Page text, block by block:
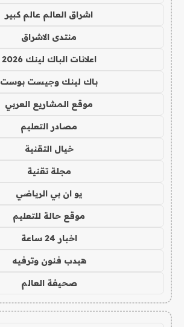
اشراق العالم عالم كبير
منتدى الاشراق
اعلانات الباك لينك 2026
باك لينك وجيست بوست
موقع المشاريع العربي
مصادر التعليم
خيال التقنية
مجلة تقنية
يو ان بي الرياضي
موقع حالة للتعليم
اخبار 24 ساعة
هيدب فنون وترفيه
صحيفة العالم